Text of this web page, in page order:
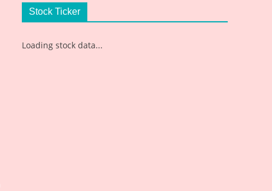
Stock Ticker
Loading stock data...